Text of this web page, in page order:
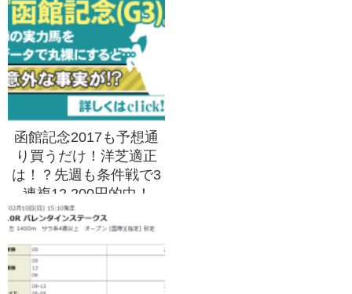
函館記念2017も予想通
り買うだけ！洋芝適正
は！？先週も条件戦で3
連複12,200円的中！